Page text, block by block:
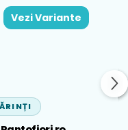
Vezi Variante